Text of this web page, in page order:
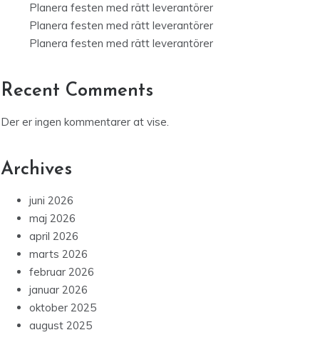
Planera festen med rätt leverantörer
Planera festen med rätt leverantörer
Planera festen med rätt leverantörer
Recent Comments
Der er ingen kommentarer at vise.
Archives
juni 2026
maj 2026
april 2026
marts 2026
februar 2026
januar 2026
oktober 2025
august 2025